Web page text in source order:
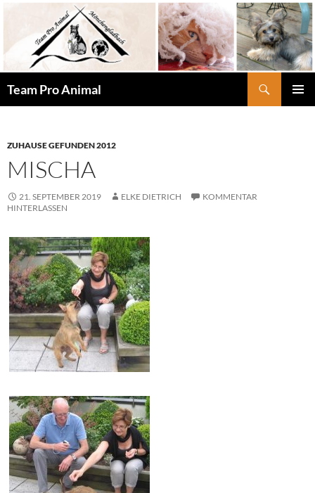
springen
Team Pro Animal
ZUHAUSE GEFUNDEN 2012
MISCHA
21. SEPTEMBER 2019 ELKE DIETRICH
KOMMENTAR
HINTERLASSEN